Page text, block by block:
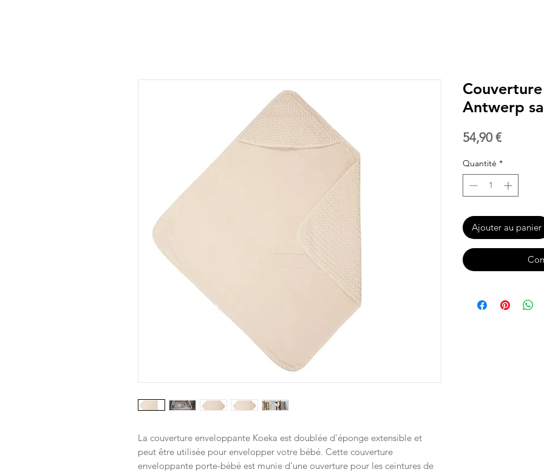
La couverture enveloppante Koeka est doublée d'éponge extensible et
peut être utilisée pour envelopper votre bébé. Cette couverture
enveloppante porte-bébé est munie d'une ouverture pour les ceintures de
Antwerp
54,90 €Prix
Quantité *
Ajouter au panier